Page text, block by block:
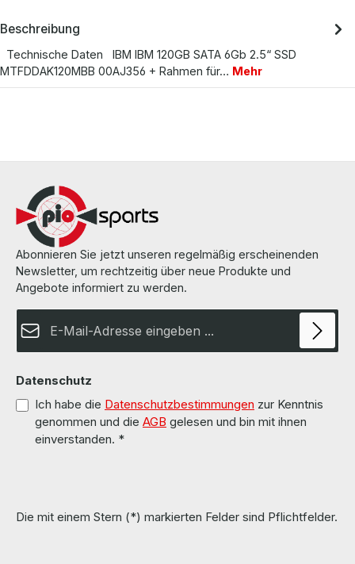
Beschreibung
Technische Daten IBM IBM 120GB SATA 6Gb 2.5“ SSD
MTFDDAK120MBB 00AJ356 + Rahmen für… Mehr
Abonnieren Sie jetzt unseren regelmäßig erscheinenden
Newsletter, um rechtzeitig über neue Produkte und
Angebote informiert zu werden.
Datenschutz
Ich habe die Datenschutzbestimmungen zur Kenntnis
genommen und die AGB gelesen und bin mit ihnen
einverstanden. *
Die mit einem Stern (*) markierten Felder sind Pflichtfelder.